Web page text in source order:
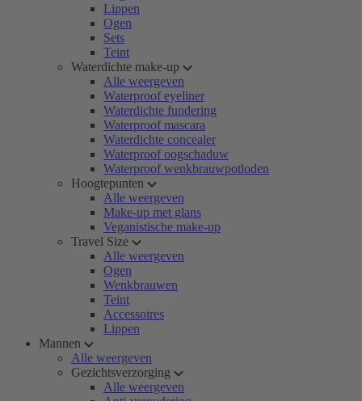
Lippen
Ogen
Sets
Teint
Waterdichte make-up
Alle weergeven
Waterproof eyeliner
Waterdichte fundering
Waterproof mascara
Waterdichte concealer
Waterproof oogschaduw
Waterproof wenkbrauwpotloden
Hoogtepunten
Alle weergeven
Make-up met glans
Veganistische make-up
Travel Size
Alle weergeven
Ogen
Wenkbrauwen
Teint
Accessoires
Lippen
Mannen
Alle weergeven
Gezichtsverzorging
Alle weergeven